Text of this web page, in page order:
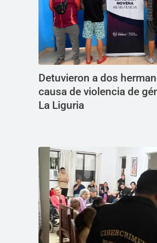
Detuvieron a dos
causa de violencia de
La Liguria